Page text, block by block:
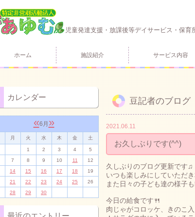
児童発達支援・放課後等デイサービス・保
ホーム 施設紹介 サービス内容
豆記者のブログ
2021.06.11
お久しぶりです(^^)
久しぶりのブログ更新です♫
いつも楽しみにしていただ
また日々の子ども達の様子
今日の給食です🍴
肉じゃがコロッケ、きのこ
カレンダー
«6月 »
月 火 水 木 金 土
1 2 3 4
5
7 8 9 10 11
12
14 15 16 17 18
19
21 22 23 24 25
26
28 29 30